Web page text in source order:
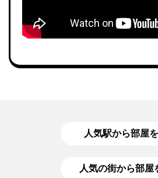
人気駅から部屋
人気の街から部屋